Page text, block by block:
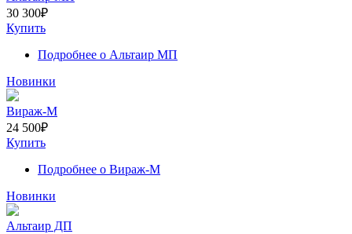
30 300₽
Купить
Подробнее о Альтаир МП
Новинки
Вираж-М
24 500₽
Купить
Подробнее о Вираж-М
Новинки
Альтаир ДП